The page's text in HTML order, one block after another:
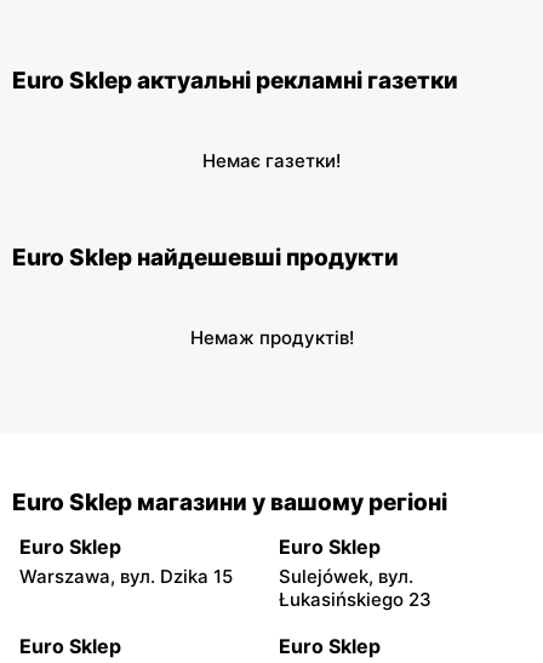
Euro Sklep актуальні рекламні газетки
Немає газетки!
Euro Sklep найдешевші продукти
Немаж продуктів!
Euro Sklep магазини у вашому регіоні
Euro Sklep
Warszawa, вул. Dzika 15
Euro Sklep
Sulejówek, вул.
Łukasińskiego 23
Euro Sklep Euro Sklep